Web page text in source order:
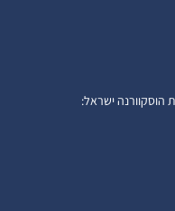
הוסקוורנה ישראל: